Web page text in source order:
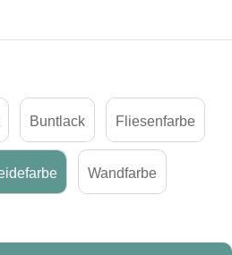
Buntlack Fliesenfarbe
Wandfarbe